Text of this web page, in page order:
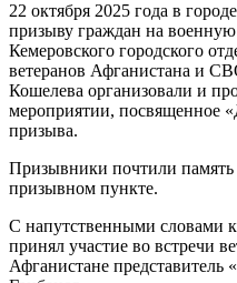
22 октября 2025 года в
призыву граждан на
Кемеровского городского
ветеранов Афганистана и
Кошелева организовали и
мероприятии, посвященное
призыва.
Призывники почтили
призывном пункте.
С напутственными словами
принял участие во встречи
Афганистане